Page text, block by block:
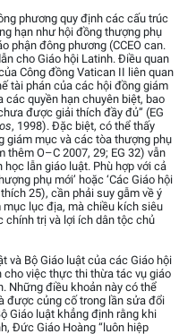
phương quy định các cấu trúc
hạn như hội đồng thượng phụ
phận đông phương (CCEO can.
cho Giáo hội Latinh. Điều quan
Công đồng Vatican II liên quan
tài phán của các hội đồng giám
quyền hạn chuyên biệt, bao
được giải thích đầy đủ” (EG
, 1998). Đặc biệt, có thể thấy
giám mục và các tòa thượng phụ
O–C 2007, 29; EG 32) vẫn
lẫn giáo luật. Phù hợp với cả
phụ mới’ hoặc ‘Các Giáo hội
25), cần phải suy gẫm về ý
lục địa, mà chiều kích siêu
chính trị và lợi ích dân tộc chủ
và Bộ Giáo luật của các Giáo hội
việc thực thi thừa tác vụ giáo
Những điều khoản này có thể
được củng cố trong lần sửa đổi
Giáo luật khẳng định rằng khi
Đức Giáo Hoàng “luôn hiệp